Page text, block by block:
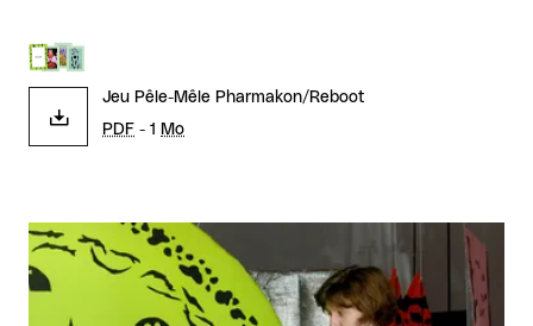
Jeu Pêle-Mêle Pharmakon/Reboot
PDF - 1 Mo
Agrandir l'image